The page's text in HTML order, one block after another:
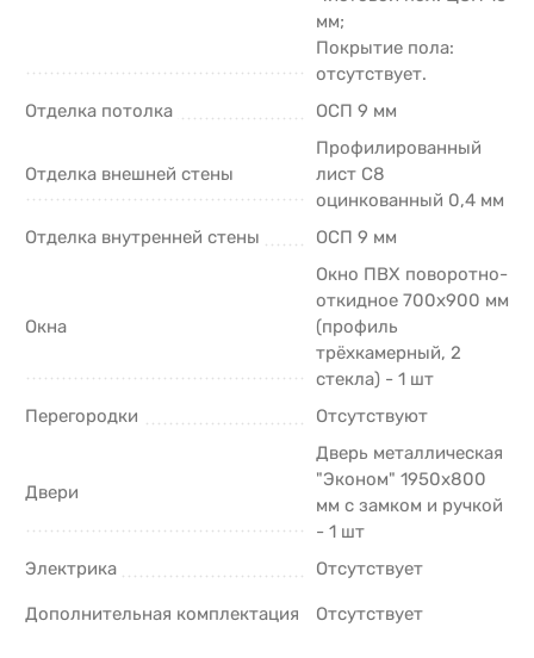
мм;
Покрытие пола:
отсутствует.
Отделка потолка
ОСП 9 мм
Отделка внешней стены
Профилированный
лист С8
оцинкованный 0,4 мм
Отделка внутренней стены
ОСП 9 мм
Окна
Окно ПВХ поворотно-
откидное 700х900 мм
(профиль
трёхкамерный, 2
стекла) - 1 шт
Перегородки
Отсутствуют
Двери
Дверь металлическая
"Эконом" 1950х800
мм с замком и ручкой
- 1 шт
Электрика
Отсутствует
Дополнительная комплектация Отсутствует